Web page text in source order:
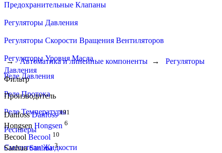
Предохранительные Клапаны
Регуляторы Давления
Регуляторы Скорости Вращения Вентиляторов
Регуляторы Уровня Масла
Реле Давления
Реле Протока
Реле Температуры
Ресиверы
Смесители Жидкости
→ Автоматика и линейные компоненты →
Регуляторы
Давления
Фильтр
Производитель
Danfoss Danfoss191
Hongsen Hongsen 6
Becool Becool 10
Sanhua Sanhua3